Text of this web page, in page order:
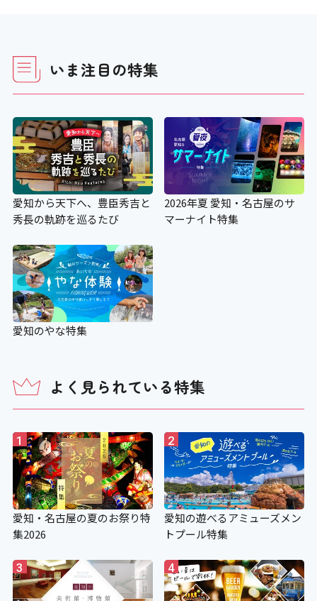
いま注目の特集
愛知から天下へ、豊臣秀吉と
秀長の軌跡を巡るたび
2026年夏 愛知・名古屋のサ
マーナイト特集
愛知のやな特集
よく見られている特集
1
愛知・名古屋の夏のお祭り特
集2026
2
愛知の遊べるアミューズメン
トプール特集
3 4